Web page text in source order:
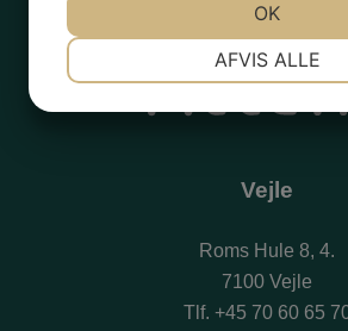
Vejle
Roms Hule 8, 4.
7100 Vejle
Tlf. +45 70 60 65
AFVIS ALLE
OK